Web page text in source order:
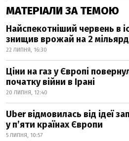
МАТЕРІАЛИ ЗА ТЕМОЮ
Найспекотніший червень в
знищив врожай на 2
22 ЛИПНЯ, 16:30
Ціни на газ у Європі
початку війни в Ірані
20 ЛИПНЯ, 12:40
Uber відмовилась від ідеї
у пʼяти країнах Європи
5 ЛИПНЯ, 10:57